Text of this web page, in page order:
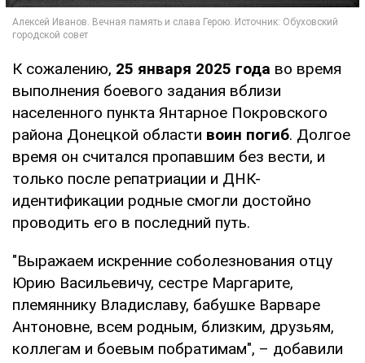
К сожалению, 25 января 2025 года во время
выполнения боевого задания вблизи
населенного пункта Янтарное Покровского
района Донецкой области воин погиб. Долгое
время он считался пропавшим без вести, и
только после репатриации и ДНК-
идентификации родные смогли достойно
проводить его в последний путь.
"Выражаем искренние соболезнования отцу
Юрию Васильевичу, сестре Маргарите,
племяннику Владиславу, бабушке Варваре
Антоновне, всем родным, близким, друзьям,
коллегам и боевым побратимам", – добавили